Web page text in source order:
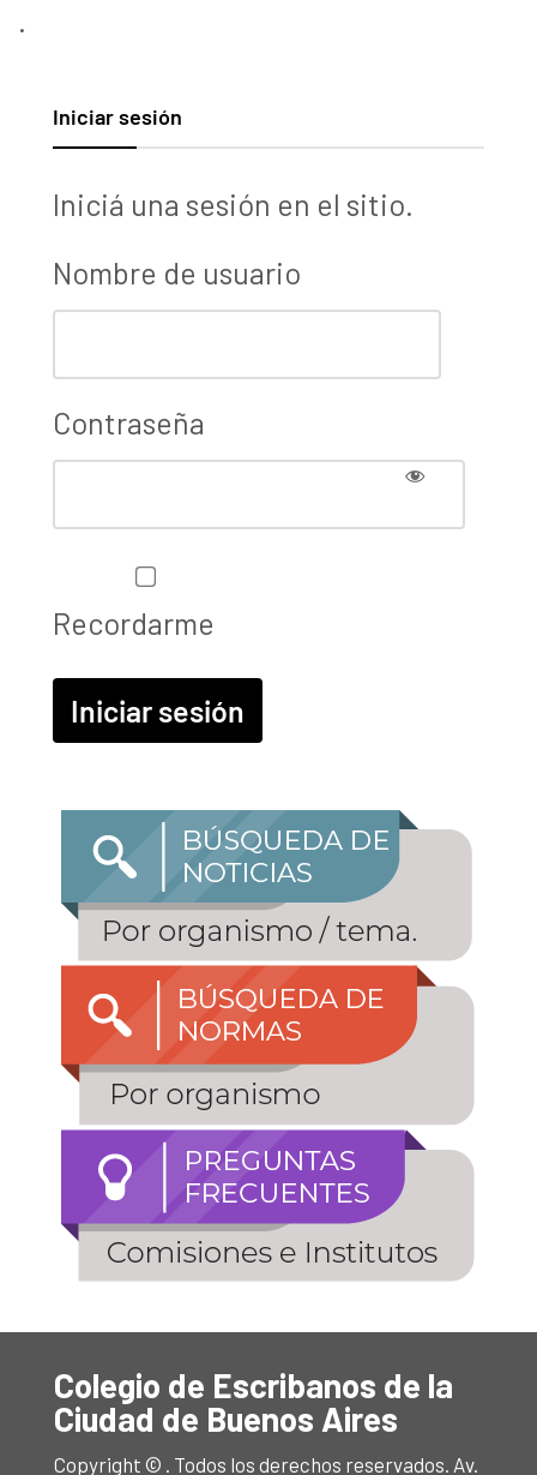
.
Iniciar sesión
Iniciá una sesión en el sitio.
Nombre de usuario
Contraseña
Recordarme
Colegio de Escribanos de la
Ciudad de Buenos Aires
Copyright © . Todos los derechos reservados. Av.